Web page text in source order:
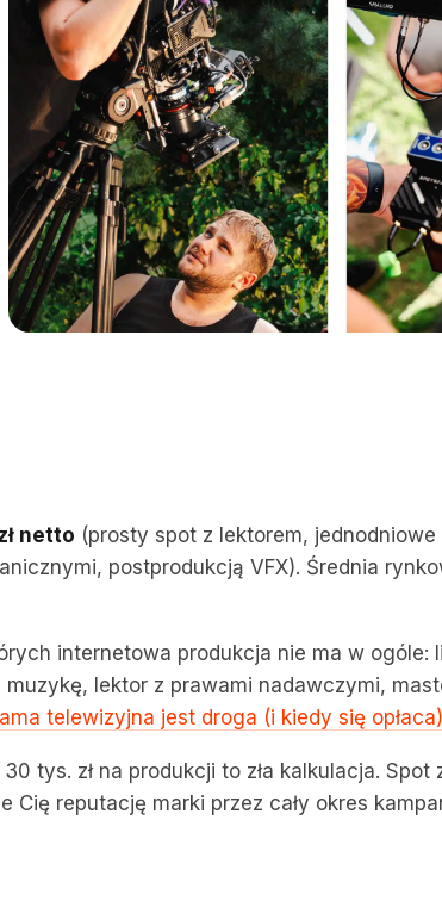
netto (prosty spot z lektorem,
postprodukcją VFX). Średnia
internetowa produkcja nie ma w ogóle:
lektor z prawami nadawczymi,
telewizyjna jest droga (i kiedy się opłaca)
tys. zł na produkcji to zła kalkulacja. Spot
reputację marki przez cały okres